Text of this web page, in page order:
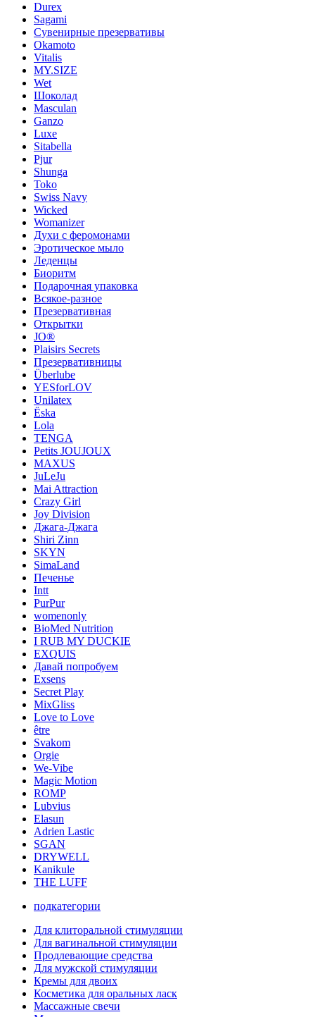
Durex
Sagami
Сувенирные презервативы
Okamoto
Vitalis
MY.SIZE
Wet
Шоколад
Masculan
Ganzo
Luxe
Sitabella
Pjur
Shunga
Toko
Swiss Navy
Wicked
Womanizer
Духи с феромонами
Эротическое мыло
Леденцы
Биоритм
Подарочная упаковка
Всякое-разное
Презервативная
Открытки
JO®
Plaisirs Secrets
Презервативницы
Überlube
YESforLOV
Unilatex
Ёska
Lola
TENGA
Petits JOUJOUX
MAXUS
JuLeJu
Mai Attraction
Crazy Girl
Joy Division
Джага-Джага
Shiri Zinn
SKYN
SimaLand
Печенье
Intt
PurPur
womenonly
BioMed Nutrition
I RUB MY DUCKIE
EXQUIS
Давай попробуем
Exsens
Secret Play
MixGliss
Love to Love
être
Svakom
Orgie
We-Vibe
Magic Motion
ROMP
Lubvius
Elasun
Adrien Lastic
SGAN
DRYWELL
Kanikule
THE LUFF
подкатегории
Для клиторальной стимуляции
Для вагинальной стимуляции
Продлевающие средства
Для мужской стимуляции
Кремы для двоих
Косметика для оральных ласк
Массажные свечи